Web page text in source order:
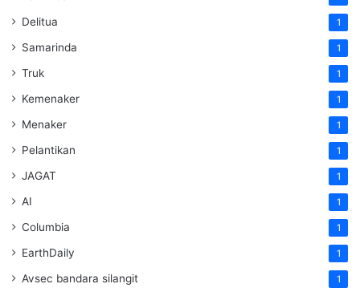
Delitua 1
Samarinda 1
Truk 1
Kemenaker 1
Menaker 1
Pelantikan 1
JAGAT 1
AI 1
Columbia 1
EarthDaily 1
Avsec bandara silangit 1